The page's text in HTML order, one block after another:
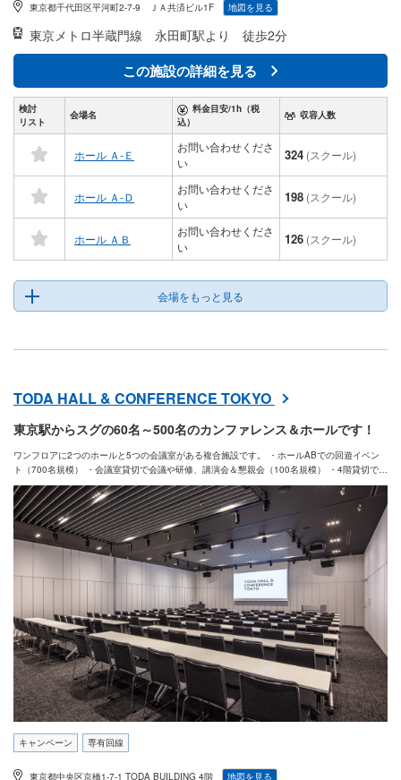
東京都千代田区平河町2-7-9 ＪＡ共済ビル1F 地図を見る
東京メトロ半蔵門線 永田町駅より 徒歩2分
この施設の詳細を見る
検討
リスト
会場名
料金目安/1h（税
込）
収容人数
ホール Ａ-Ｅ
お問い合わせくださ
い
324 (スクール)
ホール Ａ-Ｄ
お問い合わせくださ
い
198 (スクール)
ホール ＡＢ
お問い合わせくださ
い
126 (スクール)
会場をもっと見る
TODA HALL & CONFERENCE TOKYO
東京駅からスグの60名～500名のカンファレンス＆ホールです！
ワンフロアに2つのホールと5つの会議室がある複合施設です。 ・ホールABでの回遊イベン
ト（700名規模） ・会議室貸切で会議や研修、講演会＆懇親会（100名規模） ・4階貸切で複
数コンテンツを同時開催 などなど お使いいただく会場によって、運用は様々です。 「こう
いうイベントですが、どういう運用がいいですか？？」といったご相談でも大丈夫です。 お
気軽にお問い合わせください。
キャンペーン 専有回線
東京都中央区京橋1-7-1 TODA BUILDING 4階 地図を見る